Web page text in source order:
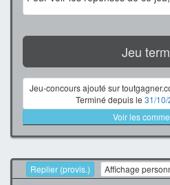
Jeu
Jeu-concours ajouté sur
Terminé depuis le 31/10/
Voir les
Replier (provis.) Affichage